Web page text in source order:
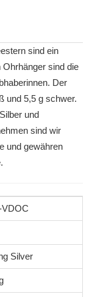
sind ein
sind die
Der
und 5,5 g schwer.
und
sind wir
und gewähren
Silver